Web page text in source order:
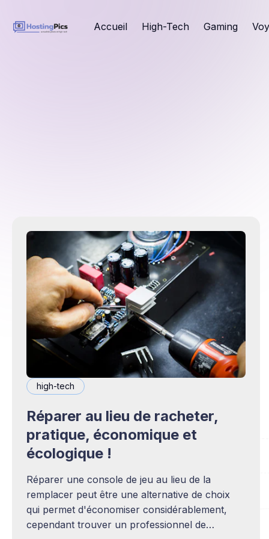
Accueil High-Tech Gaming
high-tech
Réparer au lieu de racheter,
pratique, économique et
écologique !
Réparer une console de jeu au lieu de la
remplacer peut être une alternative de choix
qui permet d'économiser considérablement,
cependant trouver un professionnel de